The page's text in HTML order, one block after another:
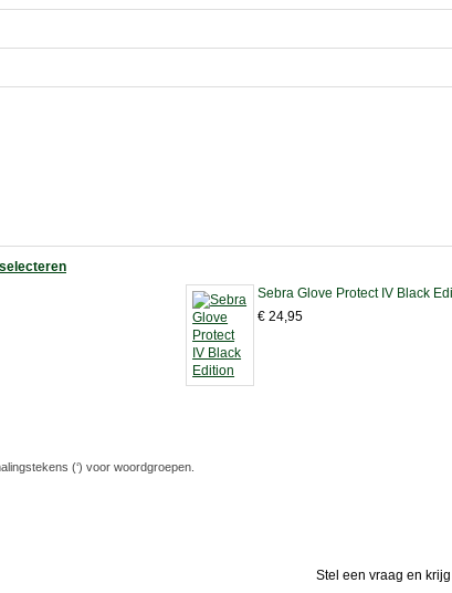
Sebra Glove Protect IV Black
€ 24,95
(‘) voor woordgroepen.
Stel een vraag en